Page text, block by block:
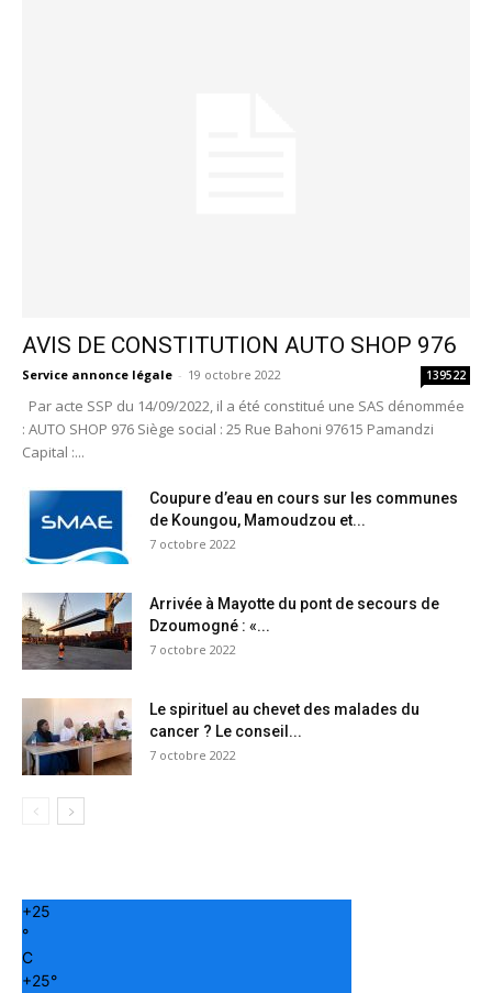
AVIS DE CONSTITUTION AUTO SHOP 976
Service annonce légale - 19 octobre 2022 139522
Par acte SSP du 14/09/2022, il a été constitué une SAS dénommée
: AUTO SHOP 976 Siège social : 25 Rue Bahoni 97615 Pamandzi
Capital :...
Coupure d’eau en cours sur les communes
de Koungou, Mamoudzou et...
7 octobre 2022
Arrivée à Mayotte du pont de secours de
Dzoumogné : «...
7 octobre 2022
Le spirituel au chevet des malades du
cancer ? Le conseil...
7 octobre 2022
+25
°
C
+25°